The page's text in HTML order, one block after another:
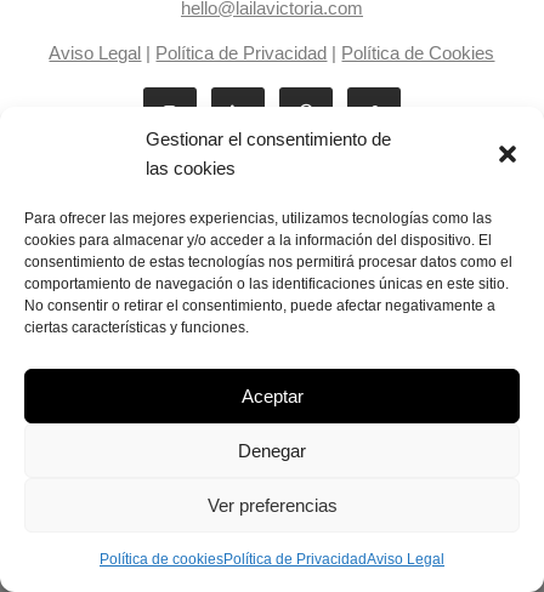
Gestionar el consentimiento de
las cookies
Para ofrecer las mejores experiencias, utilizamos tecnologías como las
cookies para almacenar y/o acceder a la información del dispositivo. El
consentimiento de estas tecnologías nos permitirá procesar datos como el
comportamiento de navegación o las identificaciones únicas en este sitio.
No consentir o retirar el consentimiento, puede afectar negativamente a
ciertas características y funciones.
Aceptar
Denegar
Ver preferencias
Política de cookiesPolítica de PrivacidadAviso Legal
hello@lailavictoria.com
Aviso Legal | Política de Privacidad | Política de Cookies
Laila Victoria © copyright 2025